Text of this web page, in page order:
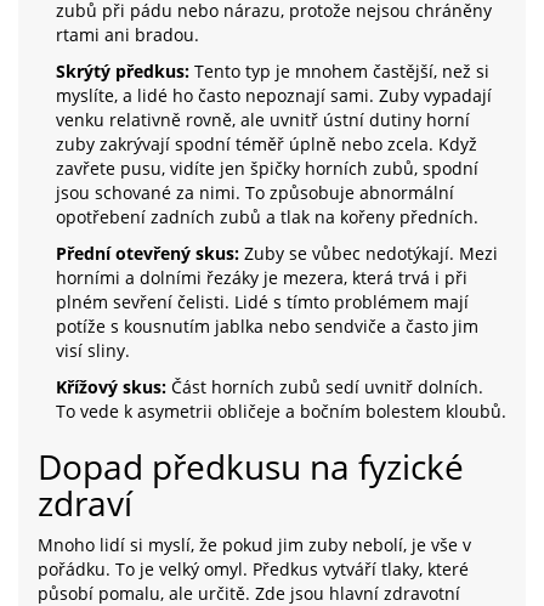
zubů při pádu nebo nárazu, protože nejsou chráněny
rtami ani bradou.
Skrýtý předkus: Tento typ je mnohem častější, než si
myslíte, a lidé ho často nepoznají sami. Zuby vypadají
venku relativně rovně, ale uvnitř ústní dutiny horní
zuby zakrývají spodní téměř úplně nebo zcela. Když
zavřete pusu, vidíte jen špičky horních zubů, spodní
jsou schované za nimi. To způsobuje abnormální
opotřebení zadních zubů a tlak na kořeny předních.
Přední otevřený skus: Zuby se vůbec nedotýkají. Mezi
horními a dolními řezáky je mezera, která trvá i při
plném sevření čelisti. Lidé s tímto problémem mají
potíže s kousnutím jablka nebo sendviče a často jim
visí sliny.
Křížový skus: Část horních zubů sedí uvnitř dolních.
To vede k asymetrii obličeje a bočním bolestem kloubů.
Dopad předkusu na fyzické
zdraví
Mnoho lidí si myslí, že pokud jim zuby nebolí, je vše v
pořádku. To je velký omyl. Předkus vytváří tlaky, které
působí pomalu, ale určitě. Zde jsou hlavní zdravotní